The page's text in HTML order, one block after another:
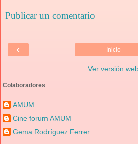
Publicar un comentario
‹ Inicio
Ver versión
Colaboradores
AMUM
Cine forum AMUM
Gema Rodríguez Ferrer